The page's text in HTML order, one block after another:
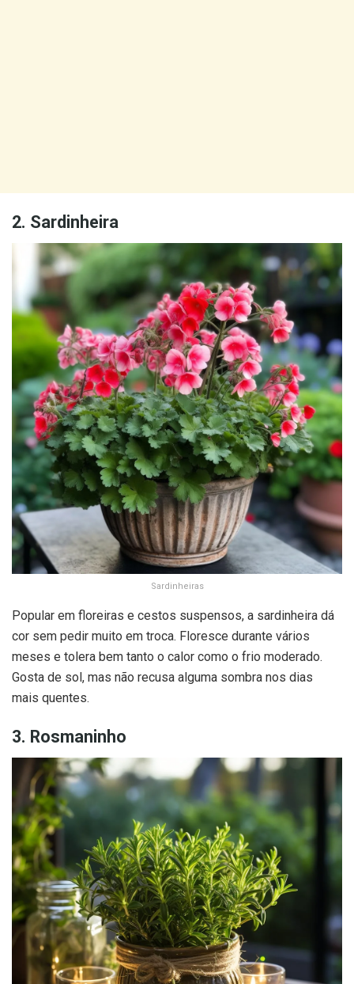
2. Sardinheira
Sardinheiras
Popular em floreiras e cestos suspensos, a sardinheira dá
cor sem pedir muito em troca. Floresce durante vários
meses e tolera bem tanto o calor como o frio moderado.
Gosta de sol, mas não recusa alguma sombra nos dias
mais quentes.
3. Rosmaninho